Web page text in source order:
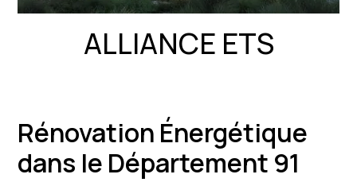
ALLIANCE ETS
Rénovation Énergétique
dans le Département 91